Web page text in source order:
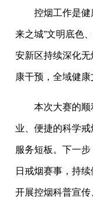
控烟工作是健
来之城”文明底色
安新区持续深化
康干预，全域健康
本次大赛的顺
业、便捷的科学
服务短板。下一
日戒烟赛事，持
开展控烟科普宣